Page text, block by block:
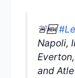
🚨🆕
Napoli,
and